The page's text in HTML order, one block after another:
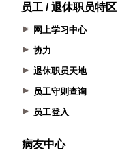
员工 / 退休职员特区
网上学习中心
协力
退休职员天地
员工守则查询
员工登入
病友中心